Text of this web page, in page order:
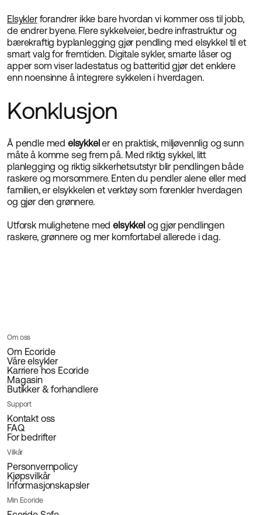
Elsyklerforandrer ikke bare hvordan vi kommer oss til jobb,
de endrer byene. Flere sykkelveier, bedre infrastruktur og
bærekraftig byplanlegging gjør pendling med elsykkel til et
smart valg for fremtiden. Digitale sykler, smarte låser og
apper som viser ladestatus og batteritid gjør det enklere
enn noensinne å integrere sykkelen i hverdagen.
Konklusjon
Å pendle med elsykkeler en praktisk, miljøvennlig og sunn
måte å komme seg frem på. Med riktig sykkel, litt
planlegging og riktig sikkerhetsutstyr blir pendlingen både
raskere og morsommere. Enten du pendler alene eller med
familien, er elsykkelen et verktøy som forenkler hverdagen
og gjør den grønnere.
Utforsk mulighetene medelsykkelog gjør pendlingen
raskere, grønnere og mer komfortabel allerede i dag.
Om oss
Om Ecoride
Våre elsykler
Karriere hos Ecoride
Magasin
Butikker & forhandlere
Support
Kontakt oss
FAQ
For bedrifter
Vilkår
Personvernpolicy
Kjøpsvilkår
Informasjonskapsler
Min Ecoride